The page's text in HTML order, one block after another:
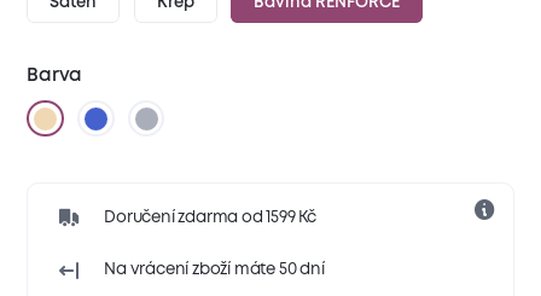
Barva
Doručení zdarma od 1599 Kč
Na vrácení zboží máte 50 dní